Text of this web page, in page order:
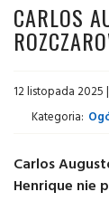
CARLOS
12 listopada 2025
Kategoria:
Carlos
Henrique nie